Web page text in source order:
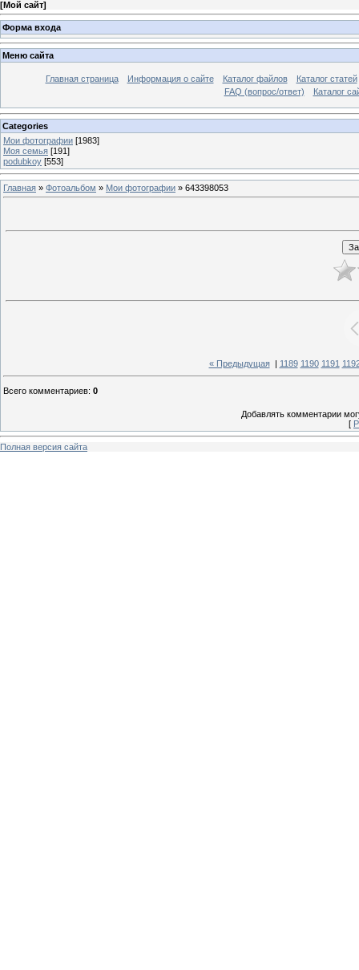
[Мой сайт]
Форма входа
Меню сайта
Главная страница Информация о сайте Каталог файлов
Каталог статей
FAQ (вопрос/ответ)
Каталог
Categories
Мои фотографии [1983]
Моя семья [191]
podubkoy [553]
Главная » Фотоальбом » Мои фотографии » 643398053
« Предыдущая| 1189 1190 1191
Всего комментариев: 0
Добавлять комментарии
[
Полная версия сайта